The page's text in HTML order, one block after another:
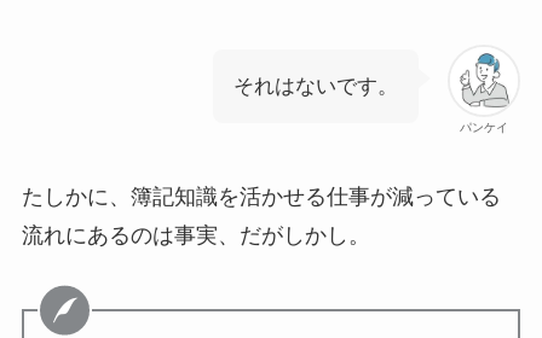
パンケイ
それはないです。
たしかに、簿記知識を活かせる仕事が減っている
流れにあるのは事実、だがしかし。